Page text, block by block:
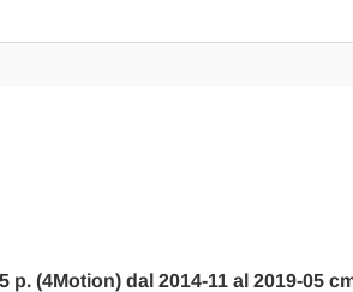
(4Motion) dal 2014-11 al 2019-05